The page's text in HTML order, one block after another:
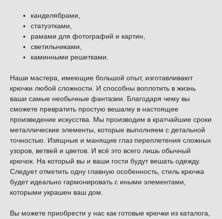
канделябрами,
статуэтками,
рамами для фотографий и картин,
светильниками,
каминными решетками.
Наши мастера, имеющие большой опыт, изготавливают
крючки любой сложности. И способны воплотить в жизнь
ваши самые необычные фантазии. Благодаря чему вы
сможете превратить простую вешалку в настоящее
произведение искусства. Мы производим в кратчайшие сроки
металлические элементы, которые выполняем с детальной
точностью. Изящные и манящие глаз переплетения сложных
узоров, ветвей и цветов. И всё это всего лишь обычный
крючок. На который вы и ваши гости будут вешать одежду.
Следует отметить одну главную особенность, стиль крючка
будет идеально гармонировать с иными элементами,
которыми украшен ваш дом.
Вы можете приобрести у нас как готовые крючки из каталога,